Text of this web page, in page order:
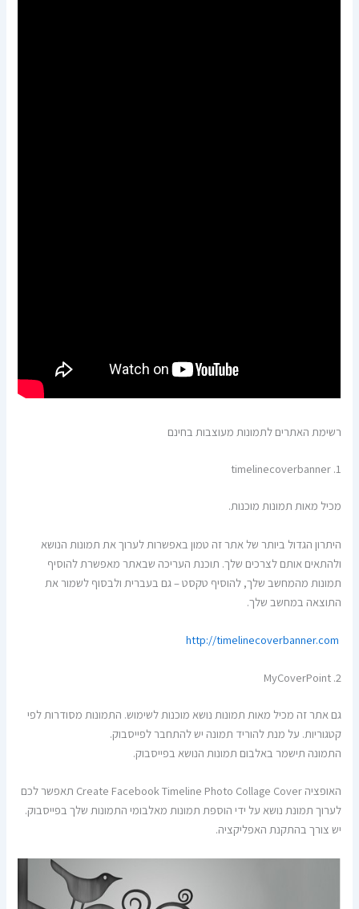
רשימת האתרים לתמונות מעוצבות בחינם
1. timelinecoverbanner
מכיל מאות תמונות מוכנות.
היתרון הגדול ביותר של אתר זה טמון באפשרות לערוך את תמונות הנושא
ולהתאים אותם לצרכים שלך. תוכנת העריכה שבאתר מאפשרת להוסיף
תמונות מהמחשב שלך, להוסיף טקסט – גם בעברית ולבסוף לשמור את
התוצאה במחשב שלך.
2. MyCoverPoint
גם אתר זה מכיל מאות תמונות נושא מוכנות לשימוש. התמונות מסודרות לפי
קטגוריות. על מנת להוריד תמונה יש להתחבר לפייסבוק.
התמונה תישמר באלבום תמונות הנושא בפייסבוק.
האופציה Create Facebook Timeline Photo Collage Cover תאפשר לכם
לערוך תמונת נושא על ידי הוספת תמונות מאלבומי התמונות שלך בפייסבוק.
יש צורך בהתקנת האפליקציה.